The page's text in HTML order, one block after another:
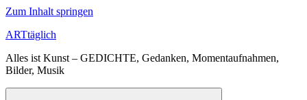
Zum Inhalt springen
ARTtäglich
Alles ist Kunst – GEDICHTE, Gedanken, Momentaufnahmen,
Bilder, Musik